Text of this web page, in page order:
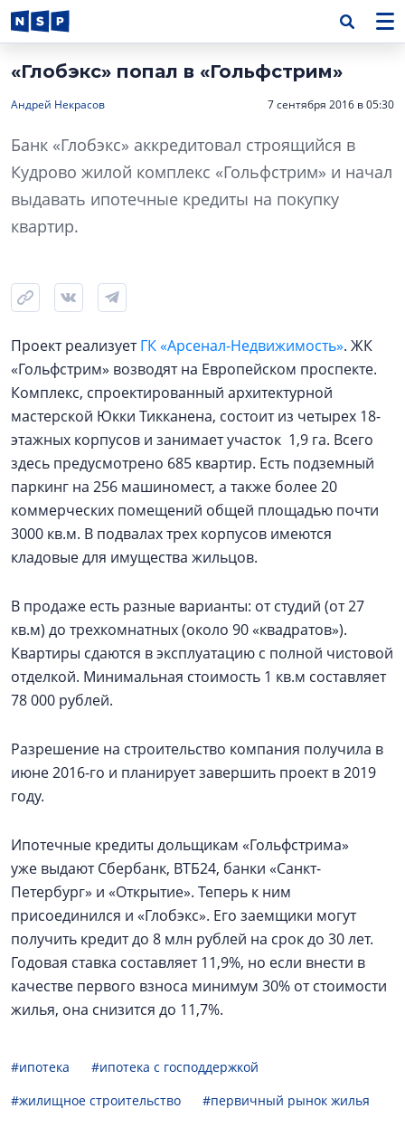
«Глобэкс» попал в «Гольфстрим»
Андрей Некрасов 7 сентября 2016 в 05:30
Банк «Глобэкс» аккредитовал строящийся в
Кудрово жилой комплекс «Гольфстрим» и начал
выдавать ипотечные кредиты на покупку
квартир.
Проект реализуетГК «Арсенал-Недвижимость». ЖК
«Гольфстрим» возводят на Европейском проспекте.
Комплекс, спроектированный архитектурной
мастерской Юкки Тикканена, состоит из четырех 18-
этажных корпусов и занимает участок 1,9 га. Всего
здесь предусмотрено 685 квартир. Есть подземный
паркинг на 256 машиномест, а также более 20
коммерческих помещений общей площадью почти
3000 кв.м. В подвалах трех корпусов имеются
кладовые для имущества жильцов.
В продаже есть разные варианты: от студий (от 27
кв.м) до трехкомнатных (около 90 «квадратов»).
Квартиры сдаются в эксплуатацию с полной чистовой
отделкой. Минимальная стоимость 1 кв.м составляет
78 000 рублей.
Разрешение на строительство компания получила в
июне 2016-го и планирует завершить проект в 2019
году.
Ипотечные кредиты дольщикам «Гольфстрима»
уже выдают Сбербанк, ВТБ24, банки «Санкт-
Петербург» и «Открытие». Теперь к ним
присоединился и «Глобэкс». Его заемщики могут
получить кредит до 8 млн рублей на срок до 30 лет.
Годовая ставка составляет 11,9%, но если внести в
качестве первого взноса минимум 30% от стоимости
жилья, она снизится до 11,7%.
#ипотека
#ипотека с господдержкой
#жилищное строительство
#первичный рынок жилья